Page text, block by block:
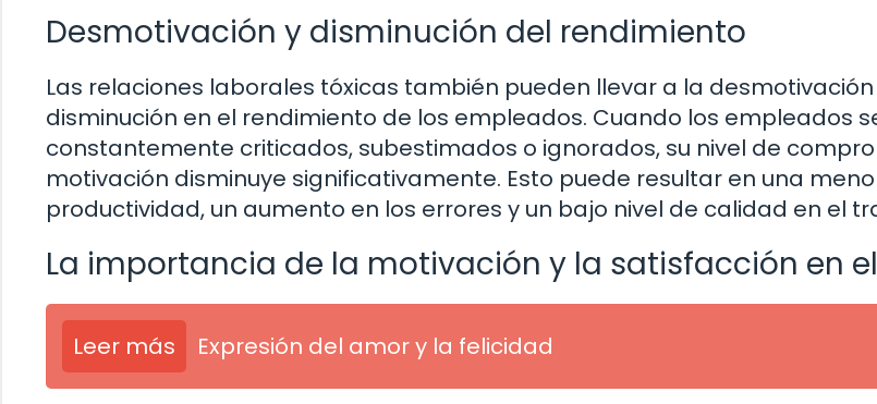
Desmotivación y disminución del rendimiento
Las relaciones laborales tóxicas también pueden llevar a la desmotivación
disminución en el rendimiento de los empleados. Cuando los empleados
constantemente criticados, subestimados o ignorados, su nivel de
motivación disminuye significativamente. Esto puede resultar en una
productividad, un aumento en los errores y un bajo nivel de calidad en el
La importancia de la motivación y la satisfacción en
Leer más Expresión del amor y la felicidad